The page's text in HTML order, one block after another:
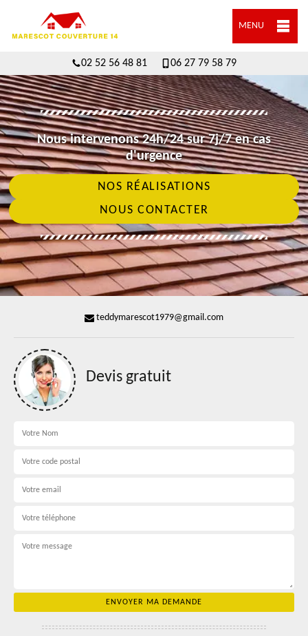
MENU
02 52 56 48 81 06 27 79 58 79
Nous intervenons 24h/24 sur 7j/7 en cas
d'urgence
NOS RÉALISATIONS
NOUS CONTACTER
teddymarescot1979@gmail.com
Devis gratuit